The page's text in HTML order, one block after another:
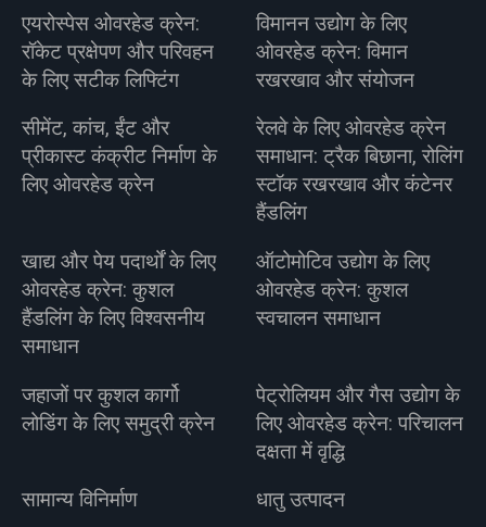
एयरोस्पेस ओवरहेड क्रेन:
रॉकेट प्रक्षेपण और परिवहन
के लिए सटीक लिफ्टिंग
विमानन उद्योग के लिए
ओवरहेड क्रेन: विमान
रखरखाव और संयोजन
सीमेंट, कांच, ईंट और
प्रीकास्ट कंक्रीट निर्माण के
लिए ओवरहेड क्रेन
रेलवे के लिए ओवरहेड क्रेन
समाधान: ट्रैक बिछाना, रोलिंग
स्टॉक रखरखाव और कंटेनर
हैंडलिंग
खाद्य और पेय पदार्थों के लिए
ओवरहेड क्रेन: कुशल
हैंडलिंग के लिए विश्वसनीय
समाधान
ऑटोमोटिव उद्योग के लिए
ओवरहेड क्रेन: कुशल
स्वचालन समाधान
जहाजों पर कुशल कार्गो
लोडिंग के लिए समुद्री क्रेन
पेट्रोलियम और गैस उद्योग के
लिए ओवरहेड क्रेन: परिचालन
दक्षता में वृद्धि
सामान्य विनिर्माण
धातु उत्पादन